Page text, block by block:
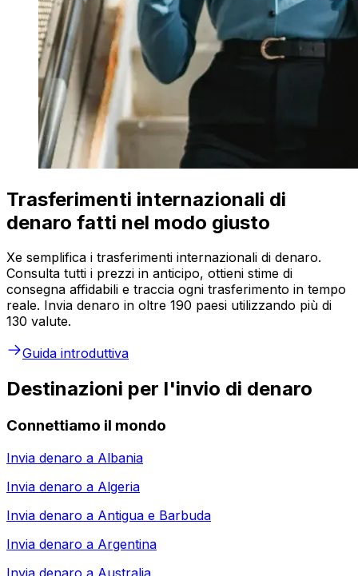
Trasferimenti internazionali di
denaro fatti nel modo giusto
Xe semplifica i trasferimenti internazionali di denaro.
Consulta tutti i prezzi in anticipo, ottieni stime di
consegna affidabili e traccia ogni trasferimento in tempo
reale. Invia denaro in oltre 190 paesi utilizzando più di
130 valute.
Guida introduttiva
Destinazioni per l'invio di denaro
Connettiamo il mondo
Invia denaro a Albania
Invia denaro a Algeria
Invia denaro a Antigua e Barbuda
Invia denaro a Argentina
Invia denaro a Australia